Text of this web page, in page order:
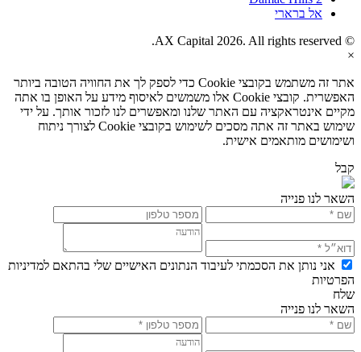
אל ברארי
© AX Capital 2026. All rights reserved.
×
אתר זה משתמש בקובצי Cookie כדי לספק לך את החוויה הטובה ביותר
האפשרית. קובצי Cookie אלו משמשים לאיסוף מידע על האופן בו אתה
מקיים אינטראקציה עם האתר שלנו ומאפשרים לנו לזכור אותך. על ידי
שימוש באתר זה אתה מסכים לשימוש בקובצי Cookie לצורך ניתוח
ושימושים מותאמים אישית.
קבל
השאר לנו פנייה
אני נותן את הסכמתי לעיבוד הנתונים האישיים שלי בהתאם למדיניות
הפרטיות
שלח
השאר לנו פנייה